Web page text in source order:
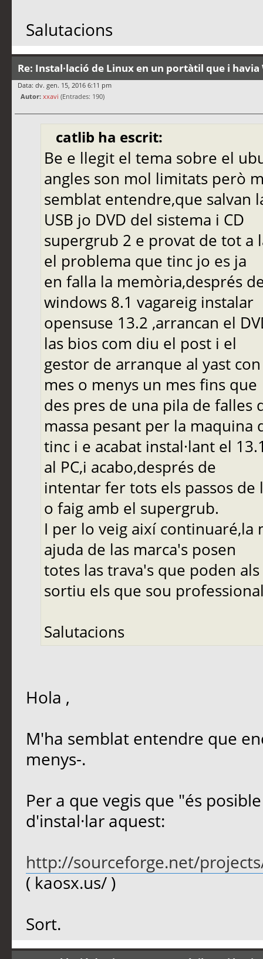
Salutacions
Re: Instal·lació de Linux en un portàtil que i havia
Data: dv. gen. 15, 2016 6:11 pm
Autor: xxavi (Entrades: 190)
catlib ha escrit:
Be e llegit el tema sobre el
angles son mol limitats però
semblat entendre,que salvan
USB jo DVD del sistema i CD
supergrub 2 e provat de tot a
el problema que tinc jo es ja
en falla la memòria,després
windows 8.1 vagareig instalar
opensuse 13.2 ,arrancan el
las bios com diu el post i el
gestor de arranque al yast
mes o menys un mes fins que
des pres de una pila de falles
massa pesant per la maquina
tinc i e acabat instal·lant el
al PC,i acabo,després de
intentar fer tots els passos
o faig amb el supergrub.
I per lo veig així continuaré,la
ajuda de las marca's posen
totes las trava's que poden
sortiu els que sou
Salutacions
Hola ,
M'ha semblat entendre que
menys-.
Per a que vegis que "és
d'instal·lar aquest:
http://sourceforge.net/
( kaosx.us/ )
Sort.